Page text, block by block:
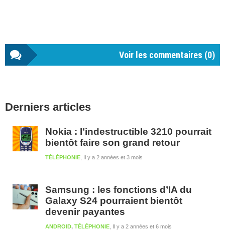
Voir les commentaires (0)
latérale
Derniers articles
Nokia : l’indestructible 3210 pourrait
bientôt faire son grand retour
Il y a 2 années et 3 mois
TÉLÉPHONIE
Samsung : les fonctions d’IA du
Galaxy S24 pourraient bientôt
devenir payantes
Il y a 2 années et 6 mois
ANDROID, TÉLÉPHONIE